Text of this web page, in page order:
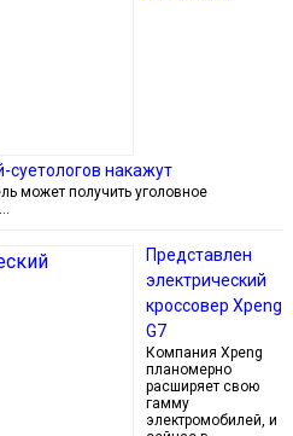
суетологов накажут
может получить уголовное
Представлен
электрический
кроссовер Xpeng
G7
Компания Xpeng
планомерно
расширяет свою
гамму
электромобилей, и